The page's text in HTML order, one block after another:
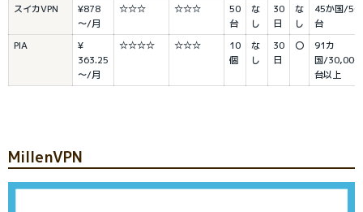
スイカVPN
¥878
～/月
☆☆☆ ☆☆☆
50
台
な
し
30
日
な
し
45か国/50
台
PIA
¥
363.25
～/月
☆☆☆☆ ☆☆☆
10
個
な
し
30
日
〇
91カ
国/30,000
台以上
MillenVPN